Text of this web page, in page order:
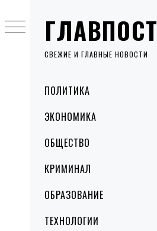
ГЛАВПОСТ
СВЕЖИЕ И ГЛАВНЫЕ НОВОСТИ
MenuПОЛИТИКА
ЭКОНОМИКА
ОБЩЕСТВО
КРИМИНАЛ
ОБРАЗОВАНИЕ
ТЕХНОЛОГИИ
to
content